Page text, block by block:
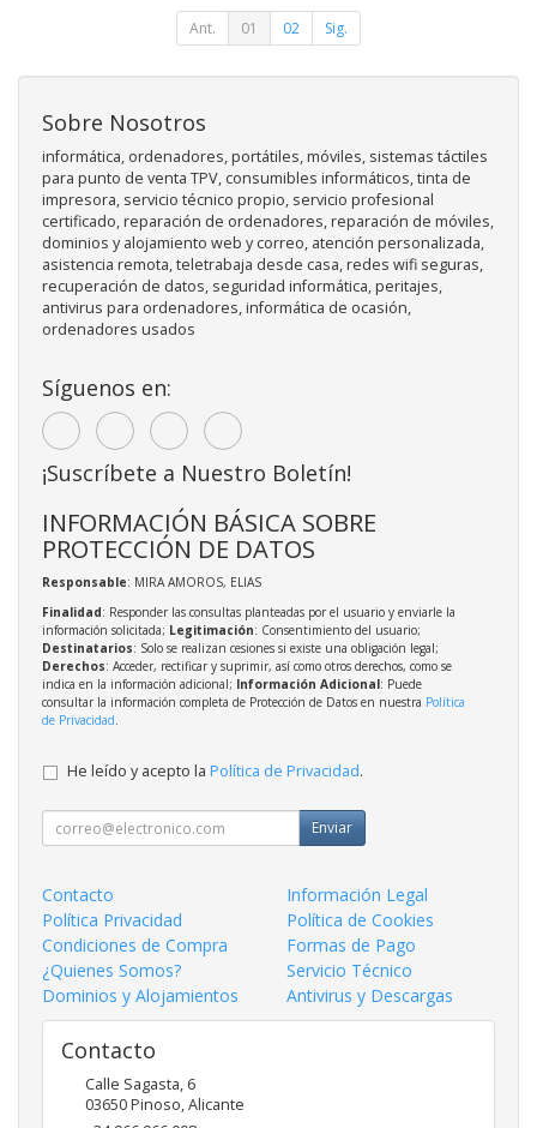
Ant. 01 02 Sig.
Sobre Nosotros
informática, ordenadores, portátiles, móviles, sistemas táctiles
para punto de venta TPV, consumibles informáticos, tinta de
impresora, servicio técnico propio, servicio profesional
certificado, reparación de ordenadores, reparación de móviles,
dominios y alojamiento web y correo, atención personalizada,
asistencia remota, teletrabaja desde casa, redes wifi seguras,
recuperación de datos, seguridad informática, peritajes,
antivirus para ordenadores, informática de ocasión,
ordenadores usados
Síguenos en:
¡Suscríbete a Nuestro Boletín!
INFORMACIÓN BÁSICA SOBRE
PROTECCIÓN DE DATOS
Responsable: MIRA AMOROS, ELIAS
Finalidad: Responder las consultas planteadas por el usuario y enviarle la
información solicitada; Legitimación: Consentimiento del usuario;
Destinatarios: Solo se realizan cesiones si existe una obligación legal;
Derechos: Acceder, rectificar y suprimir, así como otros derechos, como se
indica en la información adicional; Información Adicional: Puede
consultar la información completa de Protección de Datos en nuestra Política
de Privacidad.
He leído y acepto la Política de Privacidad.
Enviar
Contacto
Información Legal
Política Privacidad
Política de Cookies
Condiciones de Compra
Formas de Pago
¿Quienes Somos?
Servicio Técnico
Dominios y Alojamientos
Antivirus y Descargas
Contacto
Calle Sagasta, 6
03650Pinoso,Alicante